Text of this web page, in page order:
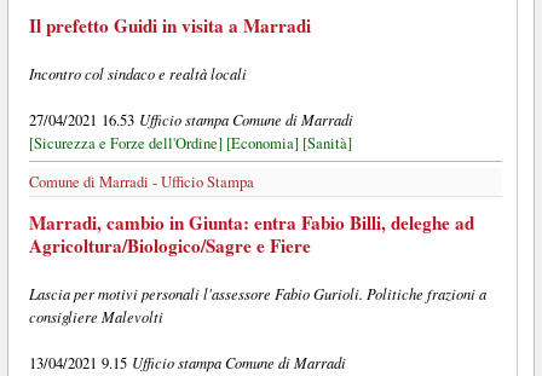
Il prefetto Guidi in visita a Marradi
Incontro col sindaco e realtà locali
27/04/2021 16.53 Ufficio stampa Comune di Marradi
[Sicurezza e Forze dell'Ordine] [Economia] [Sanità]
Comune di Marradi - Ufficio Stampa
Marradi, cambio in Giunta: entra Fabio Billi, deleghe ad
Agricoltura/Biologico/Sagre e Fiere
Lascia per motivi personali l'assessore Fabio Gurioli. Politiche frazioni a
consigliere Malevolti
13/04/2021 9.15 Ufficio stampa Comune di Marradi